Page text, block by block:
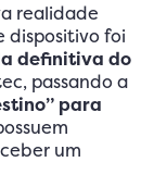
realidade
dispositivo foi
definitiva do
passando a
para
um